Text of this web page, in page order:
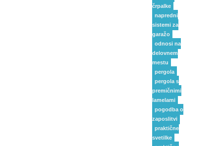
črpalke
napredni
sistemi za
garažo
odnosi na
delovnem
mestu
pergola
pergola s
premičnimi
lamelami
pogodba o
zaposlitvi
praktične
svetilke